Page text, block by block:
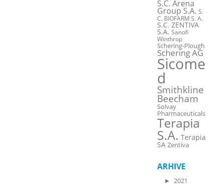
S.C. Arena
Group S.A. S.
C. BIOFARM S. A.
S.C. ZENTIVA
S.A. Sanofi
Winthrop
Schering-Plough
Schering AG
Sicome
d
Smithkline
Beecham
Solvay
Pharmaceuticals
Terapia
S.A. Terapia
SA Zentiva
ARHIVE
► 2021